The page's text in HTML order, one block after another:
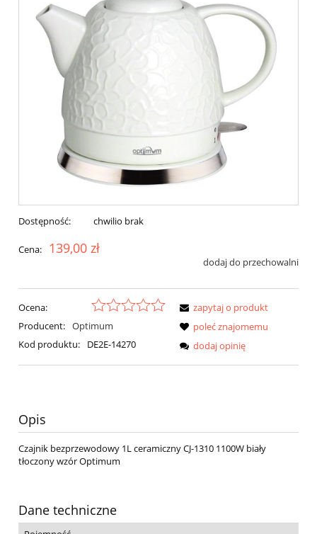
Dostępność: chwilio brak
Cena: 139,00 zł
dodaj do przechowalni
Ocena:
Producent: Optimum
Kod produktu:
DE2E-14270
zapytaj o produkt
poleć znajomemu
dodaj opinię
Opis
Czajnik bezprzewodowy 1L ceramiczny CJ-1310 1100W biały
tłoczony wzór Optimum
Dane techniczne